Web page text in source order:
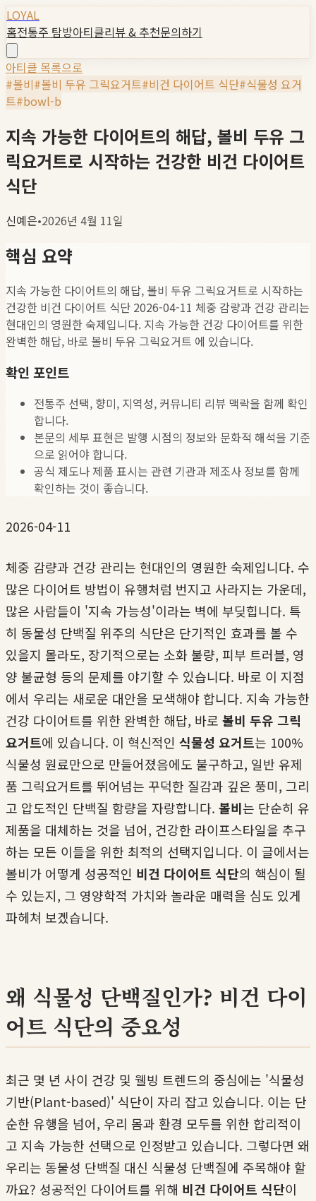
LOYAL
홈전통주 탐방아티클리뷰 & 추천문의하기
아티클 목록으로
#볼비#볼비 두유 그릭요거트#비건 다이어트 식단#식물성 요거
트#bowl-b
지속 가능한 다이어트의 해답, 볼비 두유 그
릭요거트로 시작하는 건강한 비건 다이어트
식단
신예은•2026년 4월 11일
핵심 요약
지속 가능한 다이어트의 해답, 볼비 두유 그릭요거트로 시작하는
건강한 비건 다이어트 식단 2026-04-11 체중 감량과 건강 관리는
현대인의 영원한 숙제입니다. 지속 가능한 건강 다이어트를 위한
완벽한 해답, 바로 볼비 두유 그릭요거트 에 있습니다.
확인 포인트
전통주 선택, 향미, 지역성, 커뮤니티 리뷰 맥락을 함께 확인
합니다.
본문의 세부 표현은 발행 시점의 정보와 문화적 해석을 기준
으로 읽어야 합니다.
공식 제도나 제품 표시는 관련 기관과 제조사 정보를 함께
확인하는 것이 좋습니다.
2026-04-11
체중 감량과 건강 관리는 현대인의 영원한 숙제입니다. 수
많은 다이어트 방법이 유행처럼 번지고 사라지는 가운데,
많은 사람들이 '지속 가능성'이라는 벽에 부딪힙니다. 특
히 동물성 단백질 위주의 식단은 단기적인 효과를 볼 수
있을지 몰라도, 장기적으로는 소화 불량, 피부 트러블, 영
양 불균형 등의 문제를 야기할 수 있습니다. 바로 이 지점
에서 우리는 새로운 대안을 모색해야 합니다. 지속 가능한
건강 다이어트를 위한 완벽한 해답, 바로 볼비 두유 그릭
요거트에 있습니다. 이 혁신적인 식물성 요거트는 100%
식물성 원료만으로 만들어졌음에도 불구하고, 일반 유제
품 그릭요거트를 뛰어넘는 꾸덕한 질감과 깊은 풍미, 그리
고 압도적인 단백질 함량을 자랑합니다. 볼비는 단순히 유
제품을 대체하는 것을 넘어, 건강한 라이프스타일을 추구
하는 모든 이들을 위한 최적의 선택지입니다. 이 글에서는
볼비가 어떻게 성공적인 비건 다이어트 식단의 핵심이 될
수 있는지, 그 영양학적 가치와 놀라운 매력을 심도 있게
파헤쳐 보겠습니다.
왜 식물성 단백질인가? 비건 다이
어트 식단의 중요성
최근 몇 년 사이 건강 및 웰빙 트렌드의 중심에는 '식물성
기반(Plant-based)' 식단이 자리 잡고 있습니다. 이는 단
순한 유행을 넘어, 우리 몸과 환경 모두를 위한 합리적이
고 지속 가능한 선택으로 인정받고 있습니다. 그렇다면 왜
우리는 동물성 단백질 대신 식물성 단백질에 주목해야 할
까요? 성공적인 다이어트를 위해 비건 다이어트 식단이